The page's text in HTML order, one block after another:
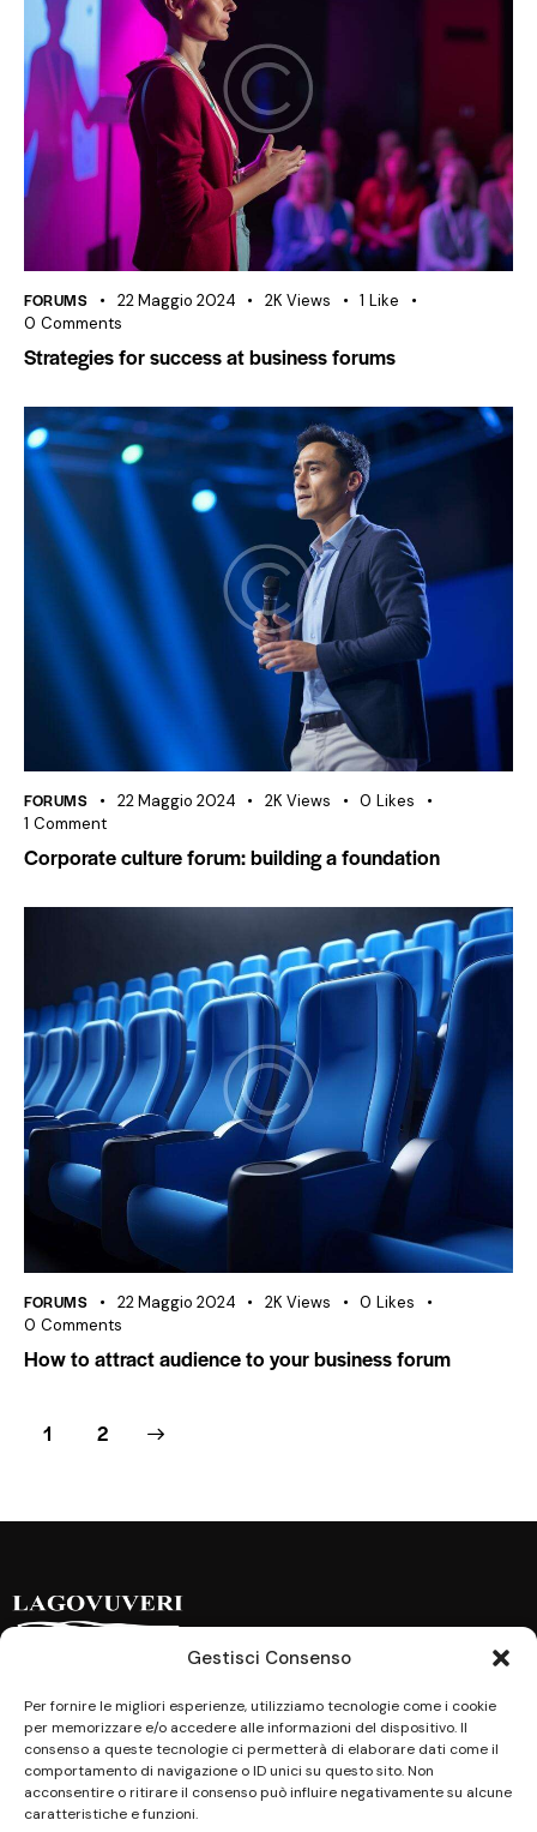
Gestisci Consenso
Per fornire le migliori esperienze, utilizziamo tecnologie come i cookie
per memorizzare e/o accedere alle informazioni del dispositivo. Il
consenso a queste tecnologie ci permetterà di elaborare dati come il
comportamento di navigazione o ID unici su questo sito. Non
acconsentire o ritirare il consenso può influire negativamente su alcune
caratteristiche e funzioni.
FORUMS 22 Maggio 2024 2K Views 1 Like
0 Comments
Strategies for success at business forums
FORUMS 22 Maggio 2024 2K Views 0 Likes
1 Comment
Corporate culture forum: building a foundation
FORUMS 22 Maggio 2024 2K Views 0 Likes
0 Comments
How to attract audience to your business forum
1 2
Indirizzo
Via F. Bonetta, 35
97019 Vittoria (RG)